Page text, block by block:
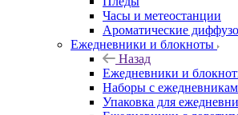
Часы и метеостанции
Ароматические
Ежедневники и блокноты
Назад
Ежедневники и
Наборы с
Упаковка для